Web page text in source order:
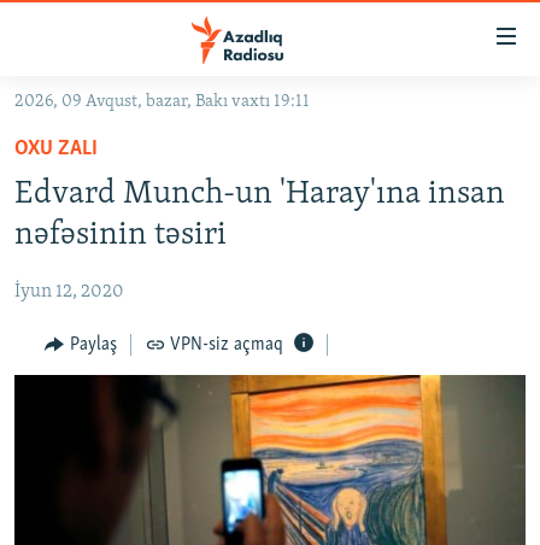
Əsas
qayıt
Əsas
naviqasiyaya
qayıt
Axtarışa
keç
#İZAHLA
KORRUPSIOMETR
FƏRQƏ BAX
QANUNI DOĞRU
RADIO ARXIV
HAQQIMIZDA
2026, 09 Avqust, bazar, Bakı vaxtı 19:11
OXU ZALI
Edvard Munch-un 'Haray'ına insan
nəfəsinin təsiri
İyun 12, 2020
Paylaş VPN-siz açmaq